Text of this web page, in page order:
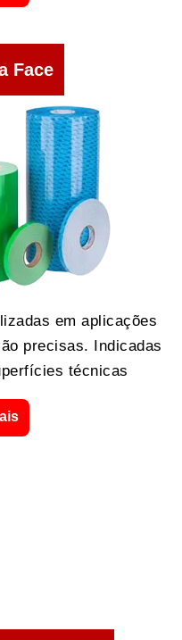
Face
em aplicações
precisas. Indicadas
técnicas